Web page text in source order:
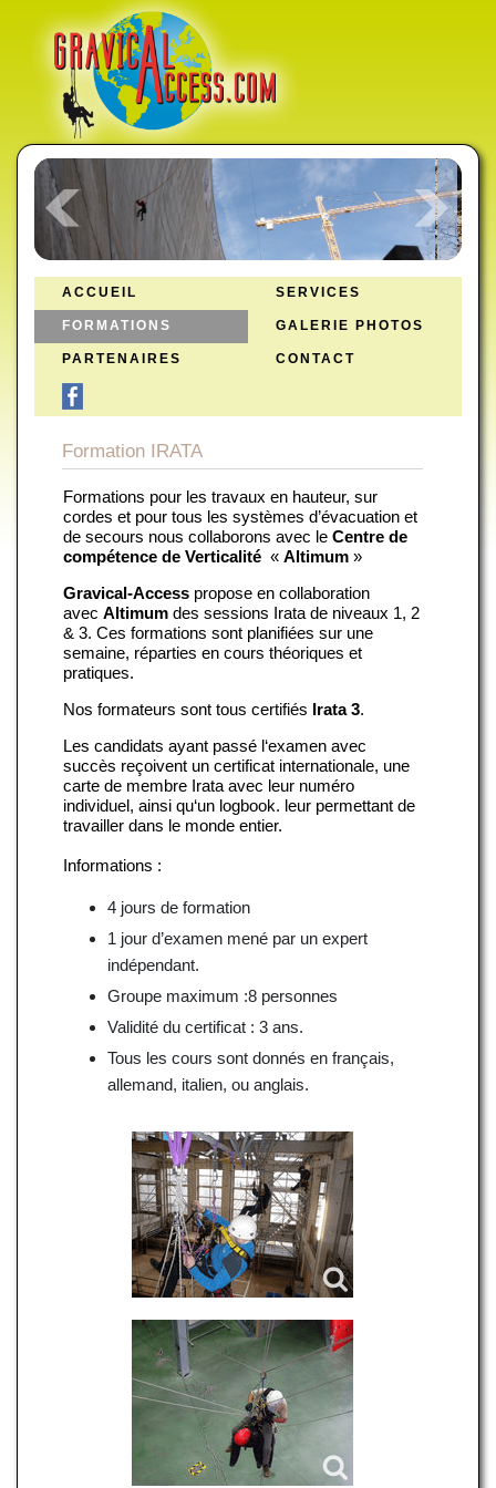
ACCUEIL SERVICES
FORMATIONS GALERIE PHOTOS
PARTENAIRES CONTACT
Formation IRATA
Formations pour les travaux en hauteur, sur
cordes et pour tous les systèmes d’évacuation et
de secours nous collaborons avec le Centre de
compétence de Verticalité « Altimum »
Gravical-Access propose en collaboration
avec Altimum des sessions Irata de niveaux 1, 2
& 3. Ces formations sont planifiées sur une
semaine, réparties en cours théoriques et
pratiques.
Nos formateurs sont tous certifiés Irata 3.
Les candidats ayant passé l‘examen avec
succès reçoivent un certificat internationale, une
carte de membre Irata avec leur numéro
individuel, ainsi qu‘un logbook. leur permettant de
travailler dans le monde entier.
Informations :
4 jours de formation
1 jour d’examen mené par un expert
indépendant.
Groupe maximum :8 personnes
Validité du certificat : 3 ans.
Tous les cours sont donnés en français,
allemand, italien, ou anglais.